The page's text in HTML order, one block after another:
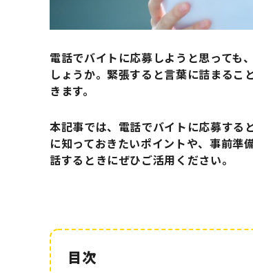
電話でバイトに応募しようと思っても
しょうか。緊張すると言葉に詰まるこ
きます。
本記事では、電話でバイトに応募する
に知っておきたいポイントや、事前準
話するときにぜひご活用ください。